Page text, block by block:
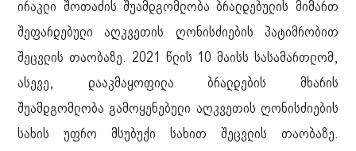
ირაკლი შოთაძის შუამდგომლობა ბრალდებულის მიმართ
შეფარდებული აღკვეთის ღონისძიების პატიმრობით
შეცვლის თაობაზე. 2021 წლის 10 მაისს სასამართლომ,
ასევე, დააკმაყოფილა ბრალდების მხარის
შუამდგომლობა გამოყენებული აღკვეთის ღონისძიების
სახის უფრო მსუბუქი სახით შეცვლის თაობაზე.